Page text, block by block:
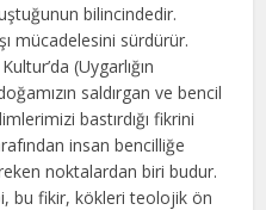
bilincindedir.
mücadelesini sürdürür.
(Uygarlığın
saldırgan ve bencil
bastırdığı fikrini
insan bencilliğe
noktalardan biri budur.
bu fikir, kökleri teolojik ön